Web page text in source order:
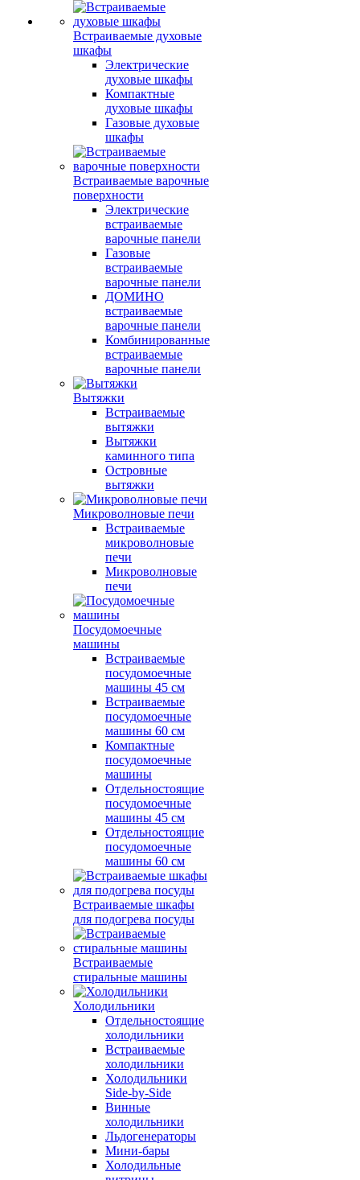
Встраиваемые духовые
шкафы
Электрические
духовые шкафы
Компактные
духовые шкафы
Газовые духовые
шкафы
Встраиваемые варочные
поверхности
Электрические
встраиваемые
варочные панели
Газовые
встраиваемые
варочные панели
ДОМИНО
встраиваемые
варочные панели
Комбинированные
встраиваемые
варочные панели
Вытяжки
Встраиваемые
вытяжки
Вытяжки
каминного типа
Островные
вытяжки
Микроволновые печи
Встраиваемые
микроволновые
печи
Микроволновые
печи
Посудомоечные
машины
Встраиваемые
посудомоечные
машины 45 см
Встраиваемые
посудомоечные
машины 60 см
Компактные
посудомоечные
машины
Отдельностоящие
посудомоечные
машины 45 см
Отдельностоящие
посудомоечные
машины 60 см
Встраиваемые шкафы
для подогрева посуды
Встраиваемые
стиральные машины
Холодильники
Отдельностоящие
холодильники
Встраиваемые
холодильники
Холодильники
Side-by-Side
Винные
холодильники
Льдогенераторы
Мини-бары
Холодильные